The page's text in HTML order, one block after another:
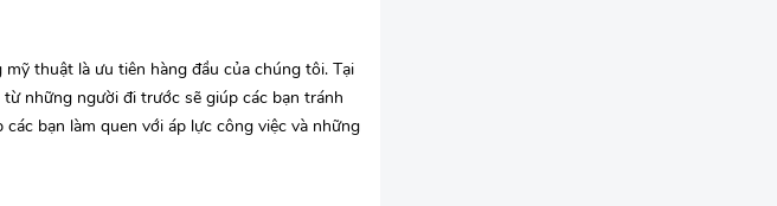
thuật là ưu tiên hàng đầu của chúng tôi. Tại
những người đi trước sẽ giúp các bạn tránh
bạn làm quen với áp lực công việc và những